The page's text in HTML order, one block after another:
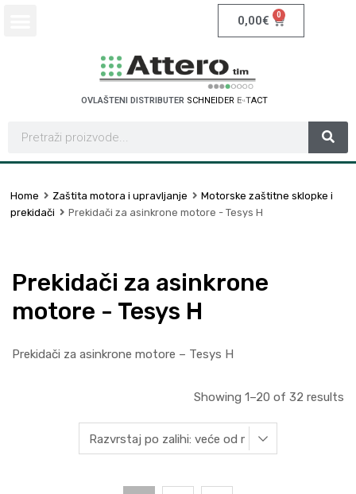
0,00€ 0
OVLAŠTENI DISTRIBUTER SCHNEIDER ELECTRI
Home Zaštita motora i upravljanje
Motorske zaštitne sklopke i
prekidači
Prekidači za asinkrone motore - Tesys H
Prekidači za asinkrone
motore - Tesys H
Prekidači za asinkrone motore – Tesys H
Showing 1–20 of 32 results